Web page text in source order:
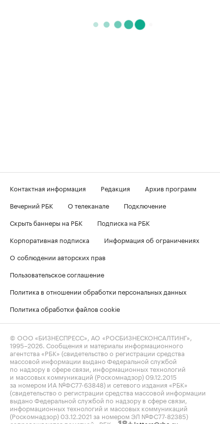
Контактная информация Редакция
Архив программ
Вечерний РБК
О телеканале
Подключение
Скрыть баннеры на РБК
Подписка на РБК
Корпоративная подписка
Информация об ограничениях
О соблюдении авторских прав
Пользовательское соглашение
Политика в отношении обработки персональных данных
Политика обработки файлов cookie
© ООО «БИЗНЕСПРЕСС», АО «РОСБИЗНЕСКОНСАЛТИНГ»,
1995–2026 . Сообщения и материалы информационного
агентства «РБК» (свидетельство о регистрации средства
массовой информации выдано Федеральной службой
по надзору в сфере связи, информационных технологий
и массовых коммуникаций (Роскомнадзор) 09.12.2015
за номером ИА №ФС77-63848) и сетевого издания «РБК»
(свидетельство о регистрации средства массовой информации
выдано Федеральной службой по надзору в сфере связи,
информационных технологий и массовых коммуникаций
(Роскомнадзор) 03.12.2021 за номером ЭЛ №ФС77-82385)